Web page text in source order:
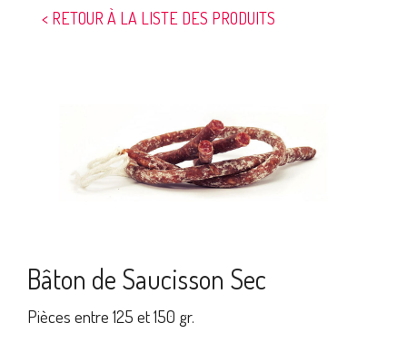
< RETOUR À LA LISTE DES PRODUITS
Bâton de Saucisson Sec
Pièces entre 125 et 150 gr.